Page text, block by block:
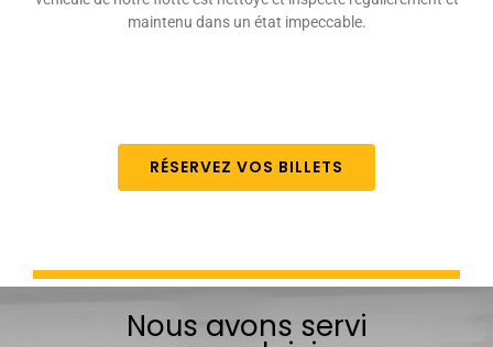
maintenu dans un état impeccable.
RÉSERVEZ VOS BILLETS
Nous avons servi